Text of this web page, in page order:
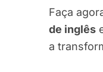
Faça
de inglês
a